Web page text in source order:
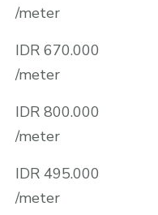
/meter
IDR 670.000
/meter
IDR 800.000
/meter
IDR 495.000
/meter